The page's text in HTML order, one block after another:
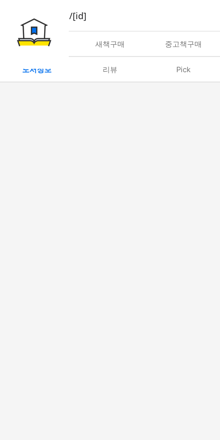
book/rent/[id]
대여 새책구매 중고책구매
도서정보 리뷰 Pick